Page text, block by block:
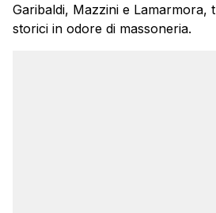
Garibaldi, Mazzini e Lamarmora,
storici in odore di massoneria.